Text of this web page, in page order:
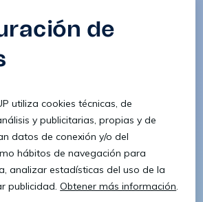
1 letra minúscula
1 número